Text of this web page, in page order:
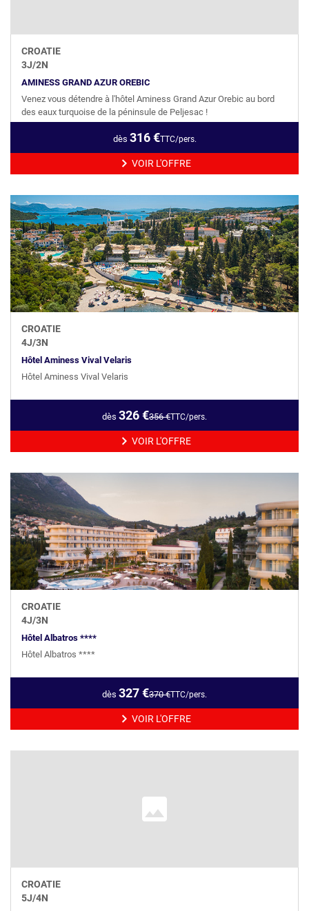
CROATIE
3J/2N
AMINESS GRAND AZUR OREBIC
Venez vous détendre à l'hôtel Aminess Grand Azur Orebic au bord
des eaux turquoise de la péninsule de Peljesac !
dès 316€TTC/pers.
VOIR L'OFFRE
CROATIE
4J/3N
Hôtel Aminess Vival Velaris
Hôtel Aminess Vival Velaris
dès 326€356€TTC/pers.
VOIR L'OFFRE
CROATIE
4J/3N
Hôtel Albatros ****
Hôtel Albatros ****
dès 327€370€TTC/pers.
VOIR L'OFFRE
CROATIE
5J/4N